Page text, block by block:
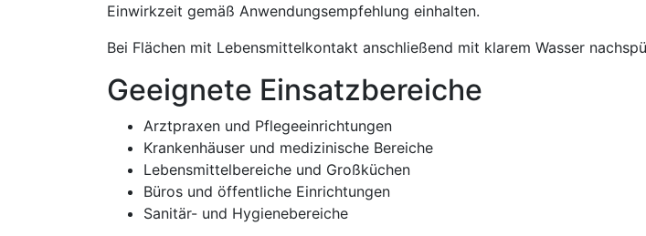
Einwirkzeit gemäß Anwendungsempfehlung einhalten.
Bei Flächen mit Lebensmittelkontakt anschließend mit klarem Wasser
Geeignete Einsatzbereiche
Arztpraxen und Pflegeeinrichtungen
Krankenhäuser und medizinische Bereiche
Lebensmittelbereiche und Großküchen
Büros und öffentliche Einrichtungen
Sanitär- und Hygienebereiche